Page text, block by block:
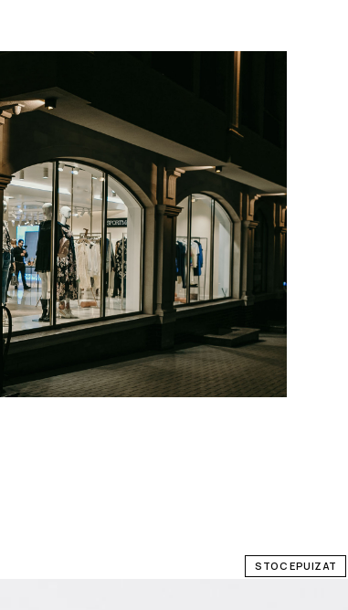
STOC EPUIZAT